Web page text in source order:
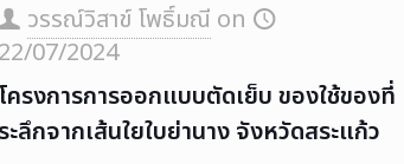
วรรณ์วิสาข์ โพธิ์มณี on
22/07/2024
โครงการการออกแบบตัดเย็บ ของใช้ของที่
ระลึกจากเส้นใยใบย่านาง จังหวัดสระแก้ว